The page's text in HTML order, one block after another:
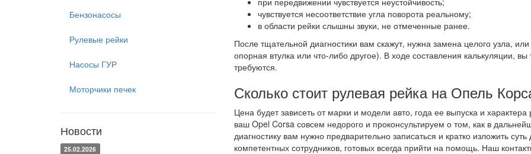
Бензонасосы
Рулевые рейки
Насосы ГУР
Моторчики печек
Новости
25.02.2026
чувствуется несоответствие угла поворота реальному;
в области рейки слышны звуки, не отмеченные ранее.
После тщательной диагностики вам скажут, нужна замена целого узла,
опорная втулка или что-либо другое). В ходе составления калькуляции, вы
требуются.
Сколько стоит рулевая рейка на Опель
Цена будет зависеть от марки и модели авто, года ее выпуска и
ваш Opel Corsa совсем недорого и проконсультируем о том, как в
диагностику вам нужно предварительно записаться и кратко изложить
компетентных сотрудников, готовых всегда прийти на помощь. Наш